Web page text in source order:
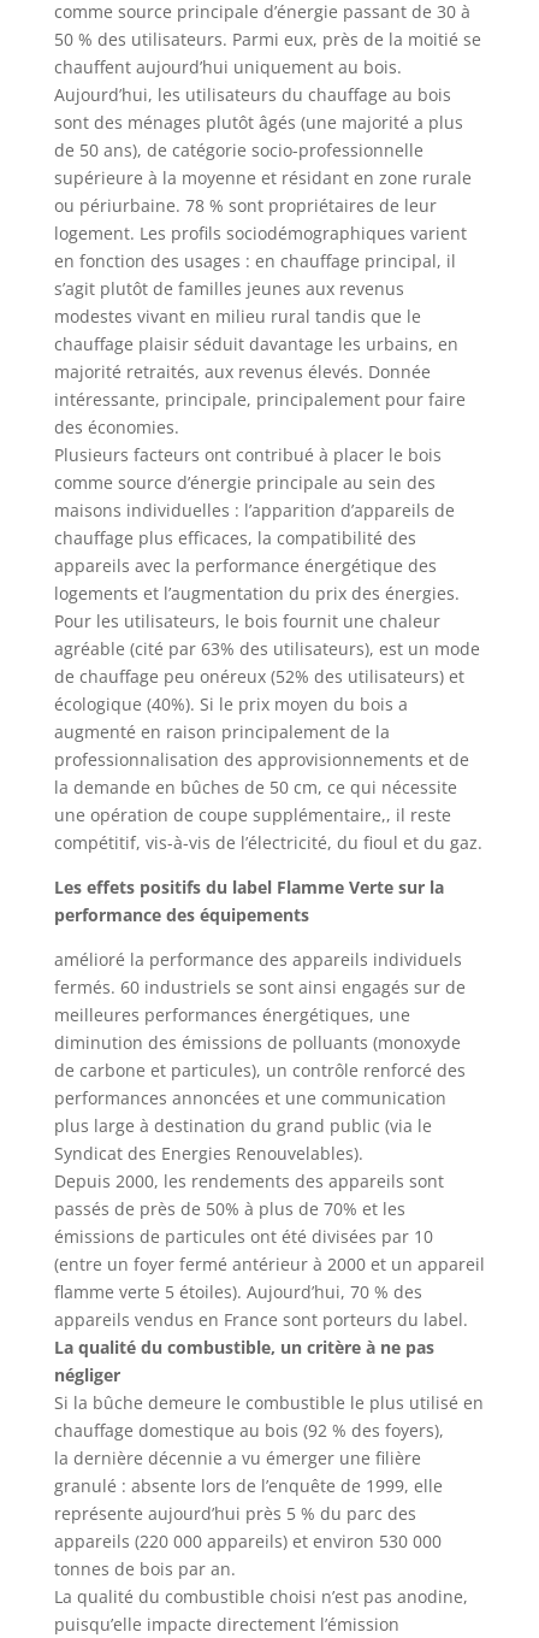
comme source principale d’énergie passant de 30 à
50 % des utilisateurs. Parmi eux, près de la moitié se
chauffent aujourd’hui uniquement au bois.
Aujourd’hui, les utilisateurs du chauffage au bois
sont des ménages plutôt âgés (une majorité a plus
de 50 ans), de catégorie socio-professionnelle
supérieure à la moyenne et résidant en zone rurale
ou périurbaine. 78 % sont propriétaires de leur
logement. Les profils sociodémographiques varient
en fonction des usages : en chauffage principal, il
s’agit plutôt de familles jeunes aux revenus
modestes vivant en milieu rural tandis que le
chauffage plaisir séduit davantage les urbains, en
majorité retraités, aux revenus élevés. Donnée
intéressante, principale, principalement pour faire
des économies.
Plusieurs facteurs ont contribué à placer le bois
comme source d’énergie principale au sein des
maisons individuelles : l’apparition d’appareils de
chauffage plus efficaces, la compatibilité des
appareils avec la performance énergétique des
logements et l’augmentation du prix des énergies.
Pour les utilisateurs, le bois fournit une chaleur
agréable (cité par 63% des utilisateurs), est un mode
de chauffage peu onéreux (52% des utilisateurs) et
écologique (40%). Si le prix moyen du bois a
augmenté en raison principalement de la
professionnalisation des approvisionnements et de
la demande en bûches de 50 cm, ce qui nécessite
une opération de coupe supplémentaire,, il reste
compétitif, vis-à-vis de l’électricité, du fioul et du gaz.
Les effets positifs du label Flamme Verte sur la
performance des équipements
amélioré la performance des appareils individuels
fermés. 60 industriels se sont ainsi engagés sur de
meilleures performances énergétiques, une
diminution des émissions de polluants (monoxyde
de carbone et particules), un contrôle renforcé des
performances annoncées et une communication
plus large à destination du grand public (via le
Syndicat des Energies Renouvelables).
Depuis 2000, les rendements des appareils sont
passés de près de 50% à plus de 70% et les
émissions de particules ont été divisées par 10
(entre un foyer fermé antérieur à 2000 et un appareil
flamme verte 5 étoiles). Aujourd’hui, 70 % des
appareils vendus en France sont porteurs du label.
La qualité du combustible, un critère à ne pas
négliger
Si la bûche demeure le combustible le plus utilisé en
chauffage domestique au bois (92 % des foyers),
la dernière décennie a vu émerger une filière
granulé : absente lors de l’enquête de 1999, elle
représente aujourd’hui près 5 % du parc des
appareils (220 000 appareils) et environ 530 000
tonnes de bois par an.
La qualité du combustible choisi n’est pas anodine,
puisqu’elle impacte directement l’émission